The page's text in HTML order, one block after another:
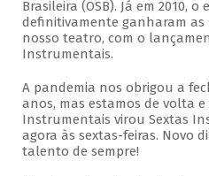
Brasileira (OSB). Já em 2010,
definitivamente ganharam
nosso teatro, com o
Instrumentais.
A pandemia nos obrigou a
anos, mas estamos de volta
Instrumentais virou Sextas
agora às sextas-feiras. Novo
talento de sempre!